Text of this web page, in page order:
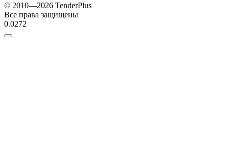
© 2010—2026 TenderPlus
Все права защищены
0.0272